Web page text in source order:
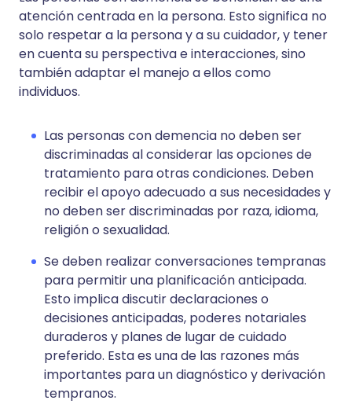
atención centrada en la persona. Esto significa no
solo respetar a la persona y a su cuidador, y tener
en cuenta su perspectiva e interacciones, sino
también adaptar el manejo a ellos como
individuos.
Las personas con demencia no deben ser
discriminadas al considerar las opciones de
tratamiento para otras condiciones. Deben
recibir el apoyo adecuado a sus necesidades y
no deben ser discriminadas por raza, idioma,
religión o sexualidad.
Se deben realizar conversaciones tempranas
para permitir una planificación anticipada.
Esto implica discutir declaraciones o
decisiones anticipadas, poderes notariales
duraderos y planes de lugar de cuidado
preferido. Esta es una de las razones más
importantes para un diagnóstico y derivación
tempranos.